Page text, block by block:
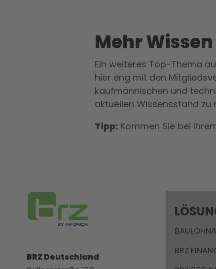
Mehr Wissen
Ein weiteres Top-Thema
hier eng mit den
kaufmännischen und
aktuellen Wissensstand zu
Tipp: Kommen Sie bei
BRZ
BRZ Deutschland